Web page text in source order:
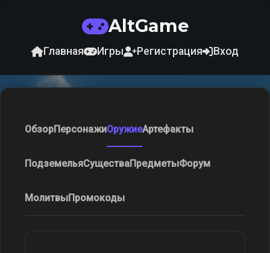
AltGame
Главная Игры Регистрация Вход
ОбзорПерсонажиОружиеАртефакты
ПодземельяСуществаПредметыФорум
МолитвыПромокоды